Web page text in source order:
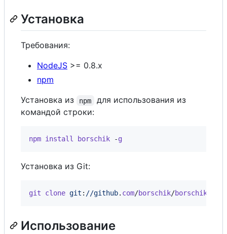
Установка
Требования:
NodeJS >= 0.8.x
npm
Установка из
npm
для использования из
командой строки:
npm install borschik -g
Установка из Git:
git clone git : //github. com/borschik/borschik
Использование